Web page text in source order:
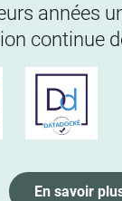
années
continue
En savoir